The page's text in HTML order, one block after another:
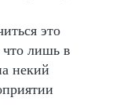
это
что лишь в
некий